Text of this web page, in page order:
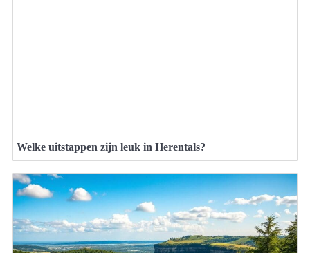
Welke uitstappen zijn leuk in Herentals?